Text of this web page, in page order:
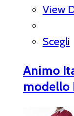
View
Scegli
Animo
modello